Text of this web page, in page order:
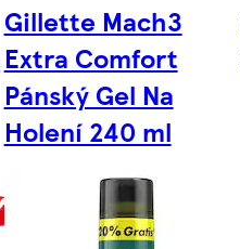
Gillette Mach3
Extra Comfort
Pánský Gel Na
Holení 240 ml